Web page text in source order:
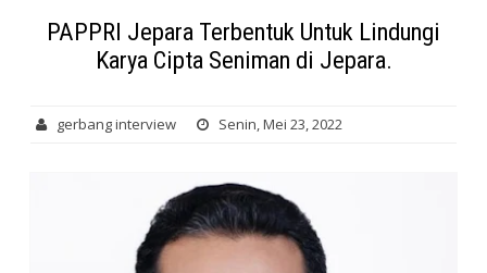
PAPPRI Jepara Terbentuk Untuk Lindungi
Karya Cipta Seniman di Jepara.
gerbang interview Senin, Mei 23, 2022